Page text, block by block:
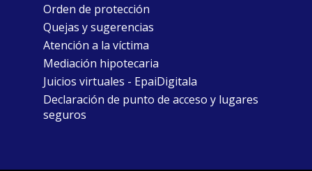
Orden de protección
Quejas y sugerencias
Atención a la víctima
Mediación hipotecaria
Juicios virtuales - EpaiDigitala
Declaración de punto de acceso y lugares
seguros